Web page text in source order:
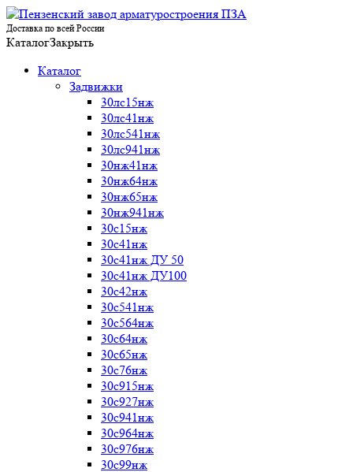
Доставка по всей России
КаталогЗакрыть
Каталог
Задвижки
30лс15нж
30лс41нж
30лс541нж
30лс941нж
30нж41нж
30нж64нж
30нж65нж
30нж941нж
30с15нж
30с41нж
30с41нж ДУ 50
30с41нж ДУ100
30с42нж
30с541нж
30с564нж
30с64нж
30с65нж
30с76нж
30с915нж
30с927нж
30с941нж
30с964нж
30с976нж
30с99нж